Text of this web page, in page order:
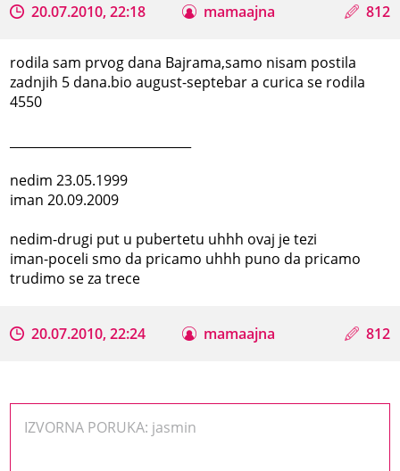
20.07.2010, 22:18 mamaajna 812
rodila sam prvog dana Bajrama,samo nisam postila
zadnjih 5 dana.bio august-septebar a curica se rodila
4550
nedim 23.05.1999
iman 20.09.2009
nedim-drugi put u pubertetu uhhh ovaj je tezi
iman-poceli smo da pricamo uhhh puno da pricamo
trudimo se za trece
20.07.2010, 22:24 mamaajna 812
IZVORNA PORUKA: jasmin